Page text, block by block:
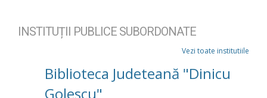
INSTITUȚII PUBLICE SUBORDONATE
Vezi toate institutiile
Biblioteca Judeteană "Dinicu
Golescu"